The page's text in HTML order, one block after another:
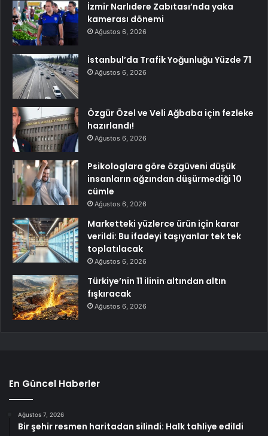
İzmir Narlıdere Zabıtası’nda yaka
kamerası dönemi
Ağustos 6, 2026
İstanbul’da Trafik Yoğunluğu Yüzde 71
Ağustos 6, 2026
Özgür Özel ve Veli Ağbaba için fezleke
hazırlandı!
Ağustos 6, 2026
Psikologlara göre özgüveni düşük
insanların ağzından düşürmediği 10
cümle
Ağustos 6, 2026
Marketteki yüzlerce ürün için karar
verildi: Bu ifadeyi taşıyanlar tek tek
toplatılacak
Ağustos 6, 2026
Türkiye’nin 11 ilinin altından altın
fışkıracak
Ağustos 6, 2026
En Güncel Haberler
Ağustos 7, 2026
Bir şehir resmen haritadan silindi: Halk tahliye edildi